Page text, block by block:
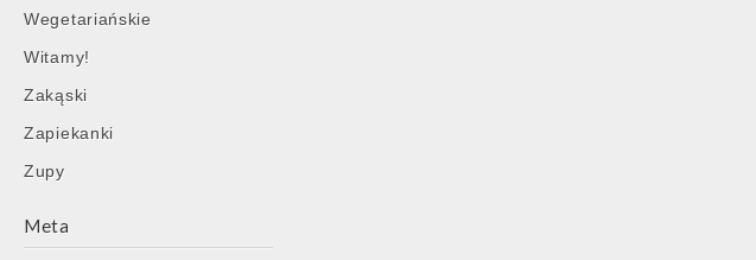
Wegetariańskie
Witamy!
Zakąski
Zapiekanki
Zupy
Meta